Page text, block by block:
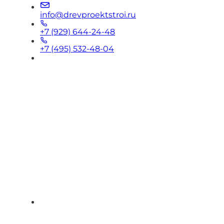
info@drevproektstroi.ru
+7 (929) 644-24-48
+7 (495) 532-48-04